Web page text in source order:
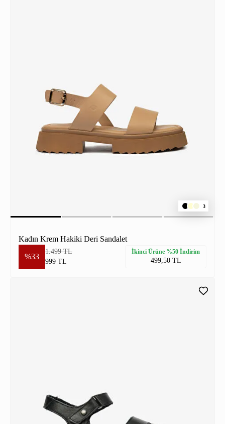
3
Kadın Krem Hakiki Deri Sandalet
%33
1.499 TL
999 TL
İkinci Ürüne %50 İndirim
499,50 TL